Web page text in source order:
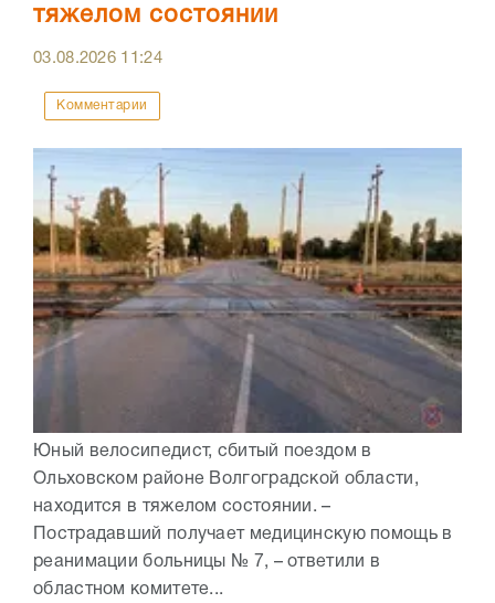
тяжелом состоянии
03.08.2026 11:24
Комментарии
Юный велосипедист, сбитый поездом в
Ольховском районе Волгоградской области,
находится в тяжелом состоянии. –
Пострадавший получает медицинскую помощь в
реанимации больницы № 7, – ответили в
областном комитете...